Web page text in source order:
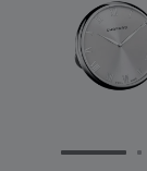
转到幻